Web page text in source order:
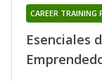
Esenciales
CAREER TRAINING